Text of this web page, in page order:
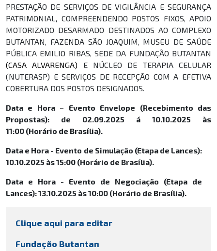
PRESTAÇÃO DE SERVIÇOS DE VIGILÂNCIA E SEGURANÇA
PATRIMONIAL, COMPREENDENDO POSTOS FIXOS, APOIO
MOTORIZADO DESARMADO DESTINADOS AO COMPLEXO
BUTANTAN, FAZENDA SÃO JOAQUIM, MUSEU DE SAÚDE
PÚBLICA EMILIO RIBAS, SEDE DA FUNDAÇÃO BUTANTAN
(CASA ALVARENGA) E NÚCLEO DE TERAPIA CELULAR
(NUTERASP) E SERVIÇOS DE RECEPÇÃO COM A EFETIVA
COBERTURA DOS POSTOS DESIGNADOS.
Data e Hora – Evento Envelope (Recebimento das
Propostas): de 02.09.2025 á 10.10.2025 às
11:00 (Horário de Brasília).
Data e Hora - Evento de Simulação (Etapa de Lances):
10.10.2025 às 15:00 (Horário de Brasília).
Data e Hora - Evento de Negociação (Etapa de
Lances): 13.10.2025 às 10:00 (Horário de Brasília).
Clique aqui para editar
Fundação Butantan